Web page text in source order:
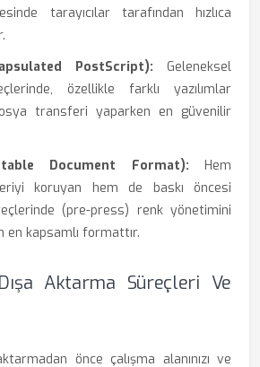
tarayıcılar tarafından hızlıca
PostScript): Geleneksel
özellikle farklı yazılımlar
transferi yaparken en güvenilir
Document Format): Hem
koruyan hem de baskı öncesi
(pre-press) renk yönetimini
en kapsamlı formattır.
Aktarma Süreçleri Ve
aktarmadan önce çalışma alanınızı ve